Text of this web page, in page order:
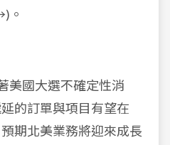
。
美國大選不確定性消
的訂單與項目有望在
期北美業務將迎來成長